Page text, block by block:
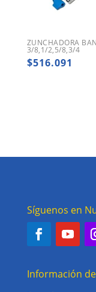
ZUNCHADORA
3/8,1/2,5/8,3/4
$516.091
Síguenos en
Información